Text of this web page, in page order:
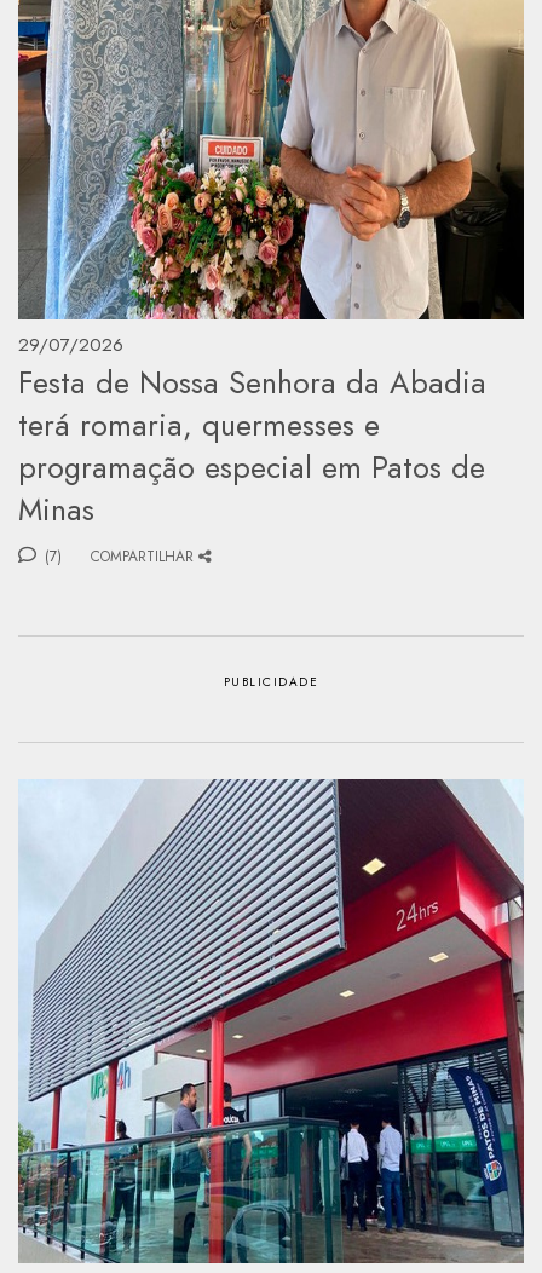
29/07/2026
Festa de Nossa Senhora da Abadia
terá romaria, quermesses e
programação especial em Patos de
Minas
(7) COMPARTILHAR